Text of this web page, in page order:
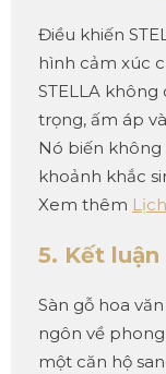
Điều khiến
hình cảm xúc
STELLA
trọng, ấm áp
Nó biến
khoảnh khắc
Xem thêm
5. Kết luận
Sàn gỗ hoa
ngôn về
một căn hộ